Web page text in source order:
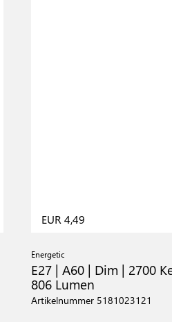
EUR 4,49
Energetic
E27 | A60 | Dim | 2700
806 Lumen
Artikelnummer 5181023121